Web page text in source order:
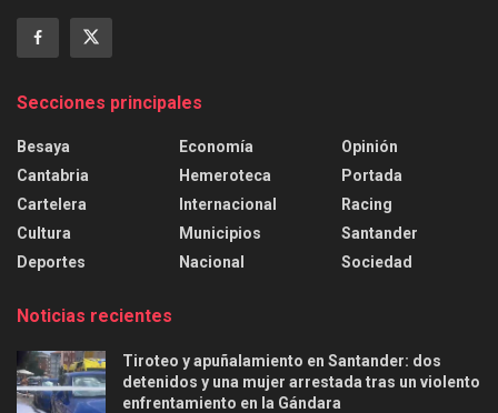
Secciones principales
Besaya
Cantabria
Cartelera
Cultura
Deportes
Economía
Hemeroteca
Internacional
Municipios
Nacional
Opinión
Portada
Racing
Santander
Sociedad
Noticias recientes
Tiroteo y apuñalamiento en Santander: dos
detenidos y una mujer arrestada tras un violento
enfrentamiento en la Gándara